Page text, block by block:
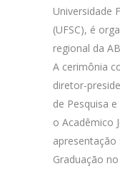
Universidade
(UFSC), é
regional da
A cerimônia
diretor-
de Pesquisa
o Acadêmico
apresentação
Graduação